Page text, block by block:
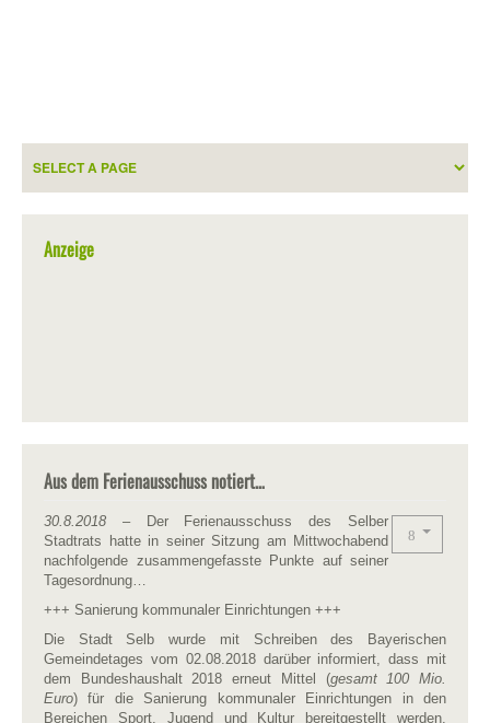
Anzeige
Aus dem Ferienausschuss notiert…
30.8.2018 – Der Ferienausschuss des Selber
Stadtrats hatte in seiner Sitzung am Mittwochabend
nachfolgende zusammengefasste Punkte auf seiner
Tagesordnung…
+++ Sanierung kommunaler Einrichtungen +++
Die Stadt Selb wurde mit Schreiben des Bayerischen
Gemeindetages vom 02.08.2018 darüber informiert, dass mit
dem Bundeshaushalt 2018 erneut Mittel (gesamt 100 Mio.
Euro) für die Sanierung kommunaler Einrichtungen in den
Bereichen Sport, Jugend und Kultur bereitgestellt werden.